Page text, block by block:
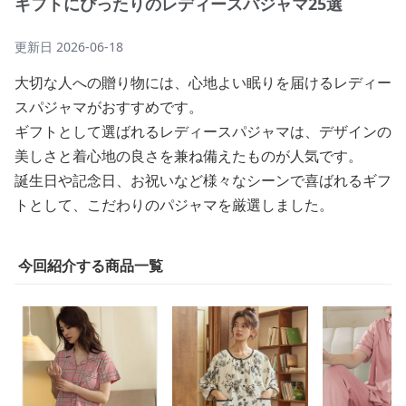
更新日 2026-06-18
大切な人への贈り物には、心地よい眠りを届けるレディー
スパジャマがおすすめです。
ギフトとして選ばれるレディースパジャマは、デザインの
美しさと着心地の良さを兼ね備えたものが人気です。
誕生日や記念日、お祝いなど様々なシーンで喜ばれるギフ
トとして、こだわりのパジャマを厳選しました。
今回紹介する商品一覧